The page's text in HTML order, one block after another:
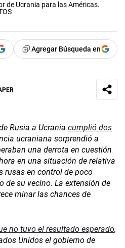
de Ucrania para las Américas.
Agregar Búsqueda en
Rusia a Ucrania cumplió dos
ucraniana sorprendió a
una derrota en cuestión
en una situación de relativa
rusas en control de poco
de su vecino. La extensión de
minar las chances de
no tuvo el resultado esperado,
Unidos el gobierno de